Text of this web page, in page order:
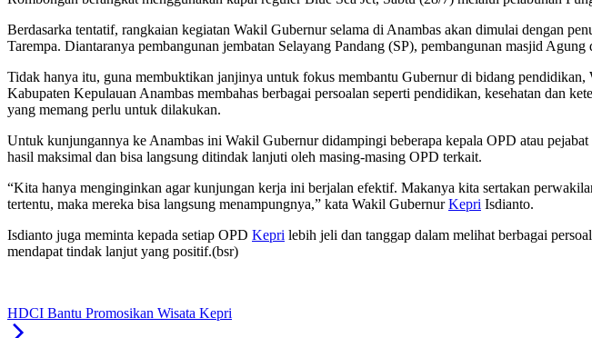
Berdasarka tentatif, rangkaian kegiatan Wakil Gubernur selama di Anambas akan dimulai dengan
Tarempa. Diantaranya pembangunan jembatan Selayang Pandang (SP), pembangunan masjid
Tidak hanya itu, guna membuktikan janjinya untuk fokus membantu Gubernur di bidang
Kabupaten Kepulauan Anambas membahas berbagai persoalan seperti pendidikan, kesehatan dan
yang memang perlu untuk dilakukan.
Untuk kunjungannya ke Anambas ini Wakil Gubernur didampingi beberapa kepala OPD atau
hasil maksimal dan bisa langsung ditindak lanjuti oleh masing-masing OPD terkait.
“Kita hanya menginginkan agar kunjungan kerja ini berjalan efektif. Makanya kita sertakan
tertentu, maka mereka bisa langsung menampungnya,” kata Wakil GubernurKepri Isdianto.
Isdianto juga meminta kepada setiap OPD Kepri lebih jeli dan tanggap dalam melihat berbagai
mendapat tindak lanjut yang positif.(bsr)
HDCI Bantu Promosikan Wisata Kepri